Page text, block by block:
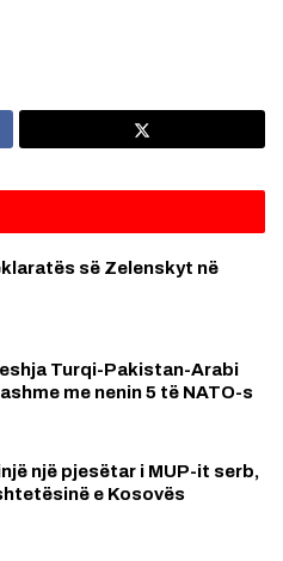
së Zelenskyt në
Turqi-Pakistan-Arabi
me nenin 5 të NATO-s
një pjesëtar i MUP-it serb,
e Kosovës